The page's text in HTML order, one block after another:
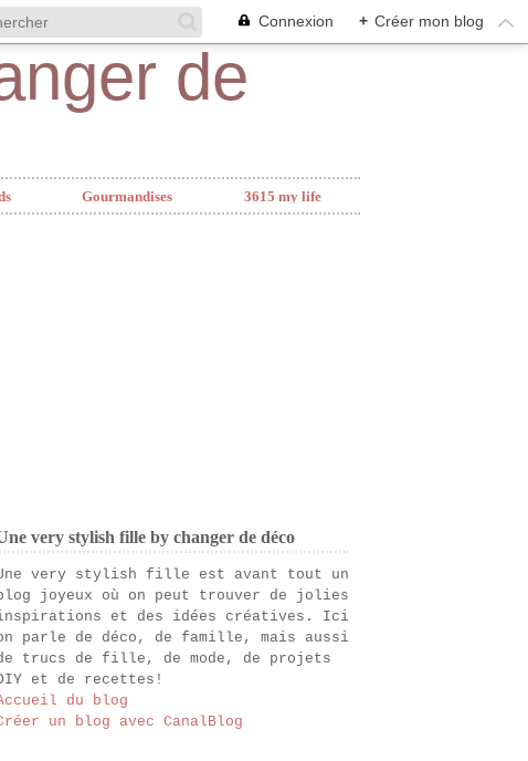
Connexion + Créer mon blog
Gourmandises 3615 my life
very stylish fille by changer de déco
very stylish fille est avant tout un
joyeux où on peut trouver de jolies
et des idées créatives. Ici
parle de déco, de famille, mais aussi
trucs de fille, de mode, de projets
et de recettes!
du blog
un blog avec CanalBlog